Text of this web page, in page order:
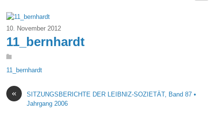
10. November 2012
11_bernhardt
11_bernhardt
«
SITZUNGSBERICHTE DER LEIBNIZ-SOZIETÄT, Band 87 •
Jahrgang 2006